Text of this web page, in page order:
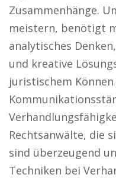
Zusammenhänge.
meistern, benötigt
analytisches
und kreative
juristischem
Rechtsanwälte, die
sind überzeugend
Techniken bei